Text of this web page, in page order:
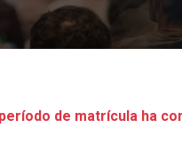
de matrícula ha